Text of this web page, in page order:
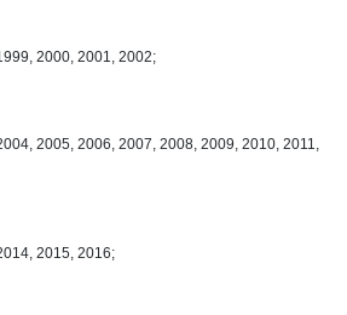
2000, 2001, 2002;
2005, 2006, 2007, 2008, 2009, 2010, 2011,
2015, 2016;